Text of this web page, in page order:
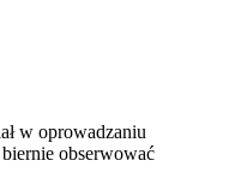
w oprowadzaniu
obserwować